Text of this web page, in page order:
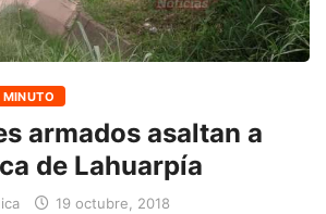
armados asaltan a
de Lahuarpía
19 octubre, 2018